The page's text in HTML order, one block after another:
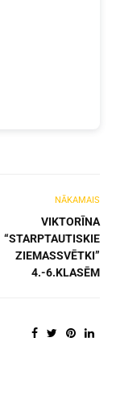
NĀKAMAIS
VIKTORĪNA
“STARPTAUTISKIE
ZIEMASSVĒTKI”
4.-6.KLASĒM